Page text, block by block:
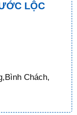
LỘC
Chách,